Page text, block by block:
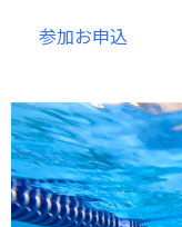
参加お申込